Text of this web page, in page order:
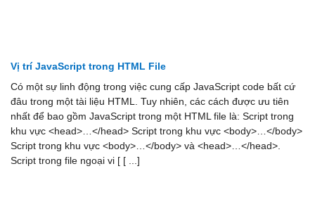
Vị trí JavaScript trong HTML File
Có một sự linh động trong việc cung cấp JavaScript code bất cứ
đâu trong một tài liệu HTML. Tuy nhiên, các cách được ưu tiên
nhất để bao gồm JavaScript trong một HTML file là: Script trong
khu vực <head>…</head> Script trong khu vực <body>…</body>
Script trong khu vực <body>…</body> và <head>…</head>.
Script trong file ngoại vi [ [ ...]